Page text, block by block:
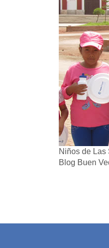
Niños de
Blog Buen